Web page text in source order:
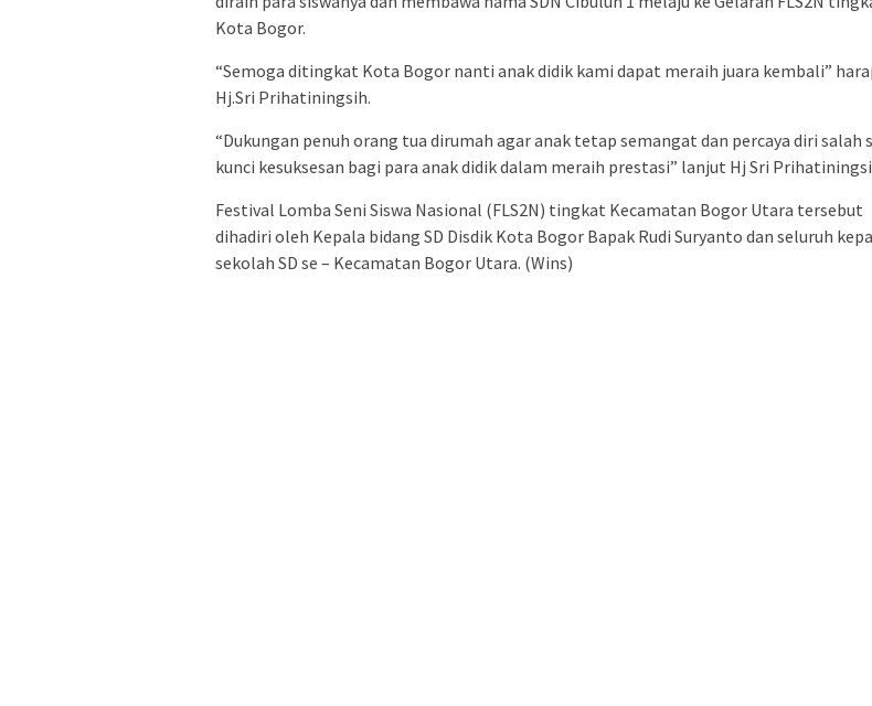
Kota Bogor.
“Semoga ditingkat Kota Bogor nanti anak didik kami dapat meraih juara kembali”
Hj.Sri Prihatiningsih.
“Dukungan penuh orang tua dirumah agar anak tetap semangat dan percaya diri salah
kunci kesuksesan bagi para anak didik dalam meraih prestasi” lanjut Hj Sri
Festival Lomba Seni Siswa Nasional (FLS2N) tingkat Kecamatan Bogor Utara tersebut
dihadiri oleh Kepala bidang SD Disdik Kota Bogor Bapak Rudi Suryanto dan seluruh
sekolah SD se – Kecamatan Bogor Utara. (Wins)